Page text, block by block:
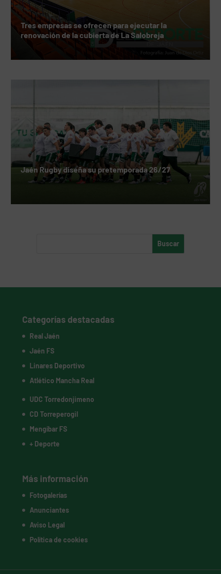
Tres empresas se ofrecen para ejecutar la
renovación de la cubierta de La Salobreja
Jaén Rugby diseña su pretemporada 26/27
Categorías destacadas
Real Jaén
Jaén FS
Linares Deportivo
Atlético Mancha Real
UDC Torredonjimeno
CD Torreperogil
Mengíbar FS
+ Deporte
Más información
Fotogalerías
Anunciantes
Aviso Legal
Política de cookies